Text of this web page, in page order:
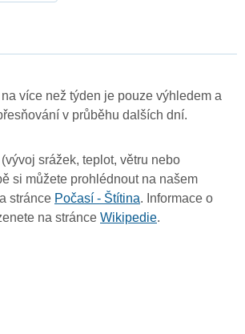
více než týden je pouze výhledem a
v průběhu dalších dní.
srážek, teplot, větru nebo
si můžete prohlédnout na našem
stránce Počasí - Štítina. Informace o
na stránce Wikipedie.